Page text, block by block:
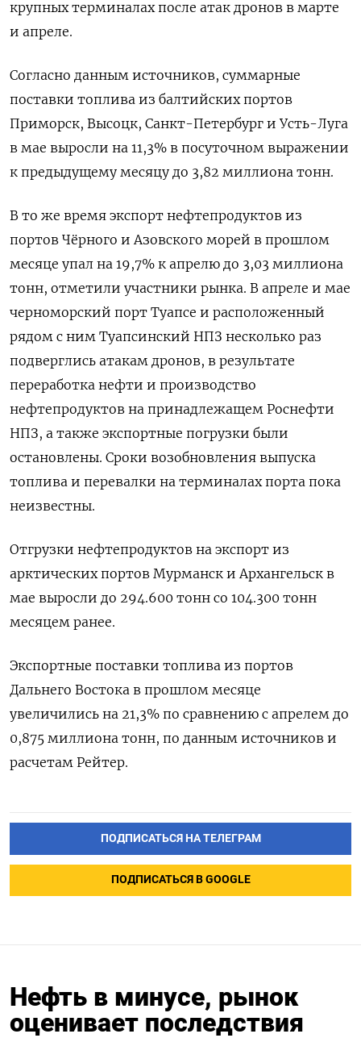
крупных терминалах ​после атак дронов в марте
и апреле.
Согласно данным источников, суммарные
поставки ‌топлива из балтийских портов
Приморск, Высоцк, Санкт-Петербург и Усть-Луга
в мае выросли на 11,3% в посуточном выражении
к предыдущему месяцу до ​3,82 миллиона тонн.
В ​то же ‌время экспорт нефтепродуктов из
портов Чёрного и Азовского морей в прошлом
месяце ​упал на 19,7% к апрелю до 3,03 миллиона
тонн, отметили участники рынка. В апреле и мае
черноморский порт Туапсе и расположенный
рядом с ним Туапсинский НПЗ несколько раз
подверглись атакам дронов, в результате
переработка нефти и производство
нефтепродуктов на принадлежащем Роснефти
НПЗ, а также экспортные погрузки были
остановлены. Сроки ​возобновления выпуска
топлива ⁠и перевалки на терминалах порта пока
неизвестны.
Отгрузки нефтепродуктов на экспорт из
арктических портов Мурманск и Архангельск ‌в
мае выросли до 294.600 тонн со 104.300 тонн
месяцем ‌ранее.
Экспортные поставки топлива из портов
Дальнего Востока в прошлом месяце
увеличились на ​21,3% по сравнению с апрелем до
0,875 миллиона тонн, ‌по данным источников и
расчетам Рейтер.
ПОДПИСАТЬСЯ НА ТЕЛЕГРАМ
ПОДПИСАТЬСЯ В GOOGLE
Нефть в минусе, рынок
оценивает последствия